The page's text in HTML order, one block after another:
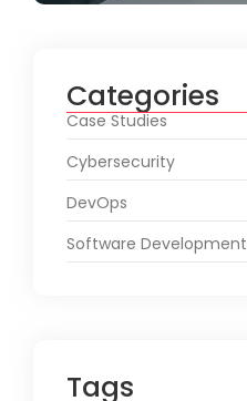
Categories
Case Studies
Cybersecurity
DevOps
Software Development
Tags